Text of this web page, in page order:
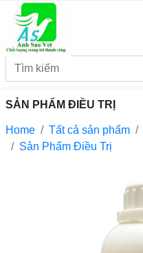
SẢN PHẨM ĐIỀU TRỊ
Home Tất cả sản phẩm
Sản Phẩm Điều Trị